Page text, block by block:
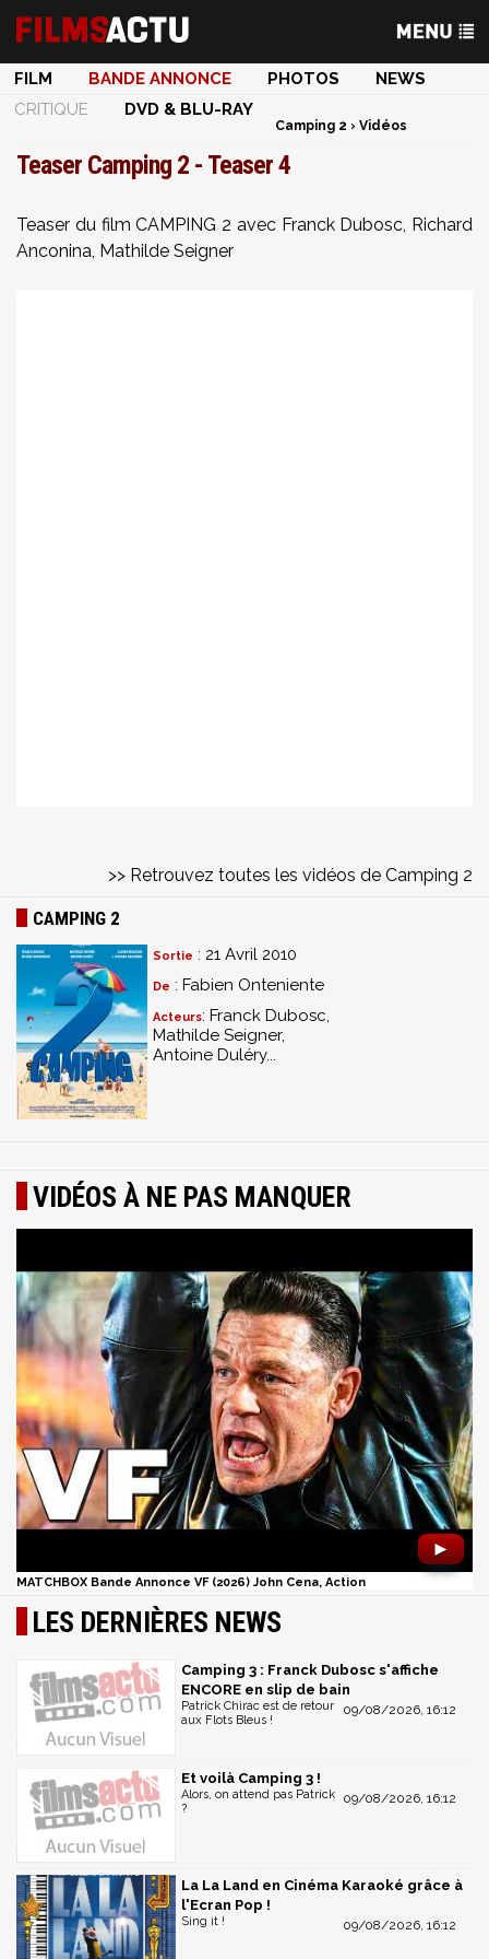
FILM BANDE ANNONCE PHOTOS
NEWS
CRITIQUE
DVD & BLU-RAY
Camping 2 › Vidéos
Teaser Camping 2 - Teaser 4
Teaser du film CAMPING 2 avec Franck Dubosc, Richard
Anconina, Mathilde Seigner
>> Retrouvez toutes les vidéos de Camping 2
CAMPING 2
Sortie : 21 Avril 2010
De : Fabien Onteniente
Acteurs: Franck Dubosc,
Mathilde Seigner,
Antoine Duléry...
VIDÉOS À NE PAS MANQUER
►
MATCHBOX Bande Annonce VF (2026) John Cena, Action
LES DERNIÈRES NEWS
Camping 3 : Franck Dubosc s'affiche
ENCORE en slip de bain
09/08/2026, 16:12
Patrick Chirac est de retour
aux Flots Bleus !
Et voilà Camping 3 !
09/08/2026, 16:12
Alors, on attend pas Patrick
?
La La Land en Cinéma Karaoké grâce à
l'Ecran Pop !
09/08/2026, 16:12
Sing it !